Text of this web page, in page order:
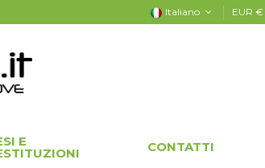
Italiano EUR €
E CONTATTI